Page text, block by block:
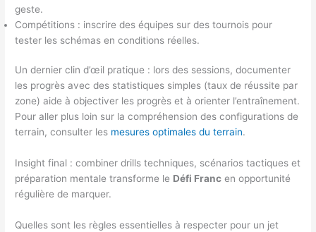
geste.
Compétitions : inscrire des équipes sur des tournois pour
tester les schémas en conditions réelles.
Un dernier clin d’œil pratique : lors des sessions, documenter
les progrès avec des statistiques simples (taux de réussite par
zone) aide à objectiver les progrès et à orienter l’entraînement.
Pour aller plus loin sur la compréhension des configurations de
terrain, consulter les mesures optimales du terrain.
Insight final : combiner drills techniques, scénarios tactiques et
préparation mentale transforme le Défi Franc en opportunité
régulière de marquer.
Quelles sont les règles essentielles à respecter pour un jet